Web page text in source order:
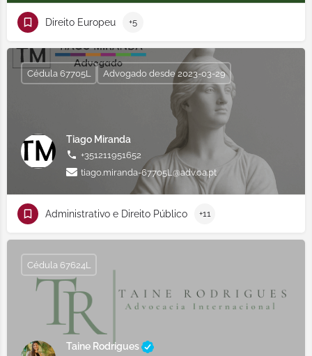
Direito Europeu +5
Tiago Miranda
+351211951652
tiago.miranda-67705L@adv.oa.pt
Cédula 67705L Advogado desde 2023-03-29
Administrativo e Direito Público +11
Taine Rodrigues
Cédula 67624L